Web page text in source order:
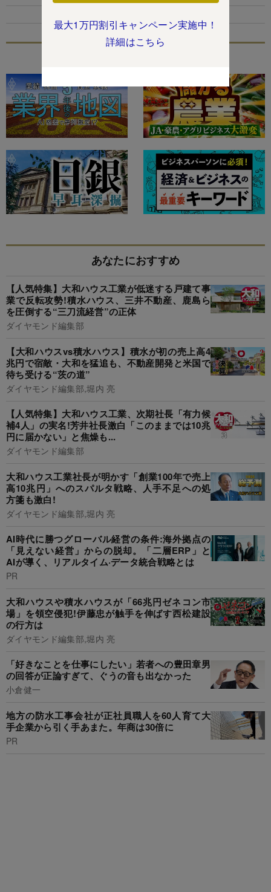
最大1万円割引キャンペーン実施中！
詳細はこちら
あなたにおすすめ
【人気特集】大和ハウス工業が低迷する戸建て事
業で反転攻勢!積水ハウス、三井不動産、鹿島ら
を圧倒する“三刀流経営”の正体
ダイヤモンド編集部
【大和ハウスvs積水ハウス】積水が初の売上高4
兆円で宿敵・大和を猛追も、不動産開発と米国で
待ち受ける“茨の道”
ダイヤモンド編集部,堀内 亮
【人気特集】大和ハウス工業、次期社長「有力候
補4人」の実名!芳井社長激白「このままでは10兆
円に届かない」と焦燥も...
ダイヤモンド編集部
大和ハウス工業社長が明かす「創業100年で売上
高10兆円」へのスパルタ戦略、人手不足への処
方箋も激白!
ダイヤモンド編集部,堀内 亮
AI時代に勝つグローバル経営の条件:海外拠点の
「見えない経営」からの脱却。「二層ERP」と
AIが導く、リアルタイム·データ統合戦略とは
PR
大和ハウスや積水ハウスが「66兆円ゼネコン市
場」を領空侵犯!伊藤忠が触手を伸ばす西松建設
の行方は
ダイヤモンド編集部,堀内 亮
「好きなことを仕事にしたい」若者への豊田章男
の回答が正論すぎて、ぐうの音も出なかった
小倉健一
地方の防水工事会社が正社員職人を60人育て大
手企業から引く手あまた。年商は30倍に
PR